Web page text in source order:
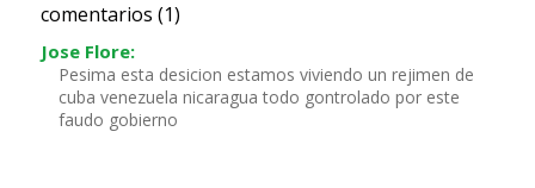
comentarios (1)
Jose Flore:
Pesima esta desicion estamos viviendo un rejimen de
cuba venezuela nicaragua todo gontrolado por este
faudo gobierno